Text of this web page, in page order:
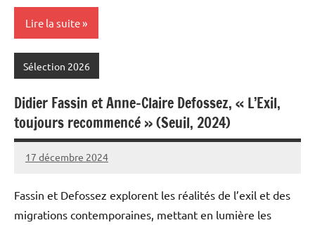
Lire la suite
Sélection 2026
Didier Fassin et Anne-Claire Defossez, « L’Exil,
toujours recommencé » (Seuil, 2024)
17 décembre 2024
Fabien
6
Fassin et Defossez explorent les réalités de l’exil et des
migrations contemporaines, mettant en lumière les